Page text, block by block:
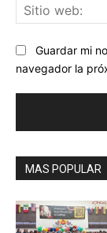
Guardar mi
navegador la
MAS POPULAR